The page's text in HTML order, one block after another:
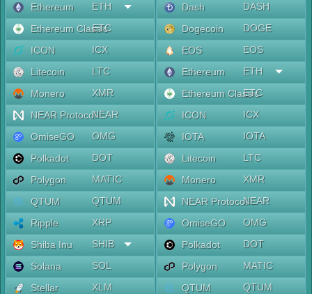
Ethereum
ETH
Ethereum Classic
ETC
ICON
ICX
Litecoin
LTC
Monero
XMR
NEAR ProtocolNEAR
OmiseGO
OMG
Polkadot
DOT
Polygon
MATIC
QTUM
QTUM
Ripple
XRP
Shiba Inu
SHIB
Solana
SOL
Stellar
XLM
Dash
DASH
Dogecoin
DOGE
EOS
EOS
Ethereum
ETH
Ethereum Classic
ETC
ICON
ICX
IOTA
IOTA
Litecoin
LTC
Monero
XMR
NEAR ProtocolNEAR
OmiseGO
OMG
Polkadot
DOT
Polygon
MATIC
QTUM
QTUM